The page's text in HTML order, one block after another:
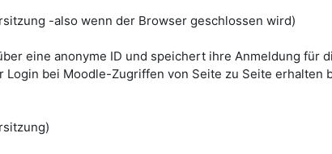
-also wenn der Browser geschlossen wird)
eine anonyme ID und speichert ihre Anmeldung für
bei Moodle-Zugriffen von Seite zu Seite erhalten